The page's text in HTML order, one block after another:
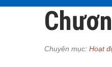
Chuyên mục: Hoạt